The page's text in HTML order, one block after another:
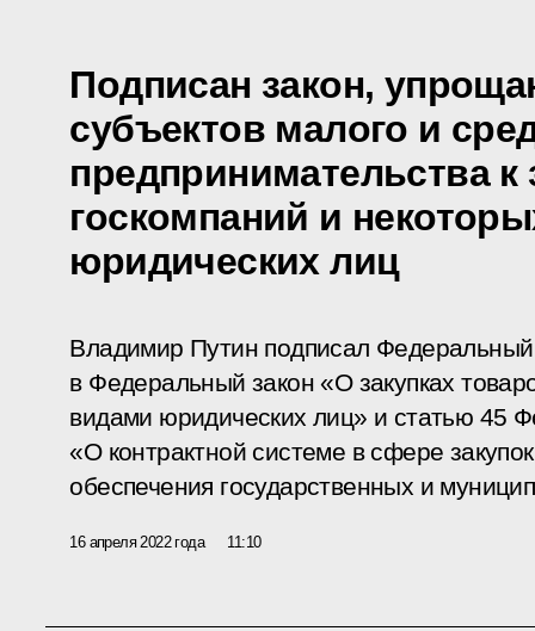
Подписан закон,
субъектов малого и
предпринимательства к
госкомпаний и
юридических лиц
Владимир Путин подписал
в Федеральный закон «О закупках
видами юридических лиц» и статью 45
«О контрактной системе в сфере
обеспечения государственных и
16 апреля 2022 года 11:10